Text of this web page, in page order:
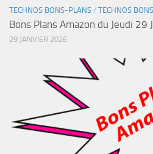
TECHNOS BONS-PLANS / TECHNOS
Bons Plans Amazon du Jeudi 29
29 JANVIER 2026